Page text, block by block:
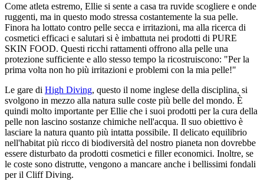
Come atleta estremo, Ellie si sente a casa tra ruvide scogliere e onde
ruggenti, ma in questo modo stressa costantemente la sua pelle.
Finora ha lottato contro pelle secca e irritazioni, ma alla ricerca di
cosmetici efficaci e salutari si è imbattuta nei prodotti di PURE
SKIN FOOD. Questi ricchi rattamenti offrono alla pelle una
protezione sufficiente e allo stesso tempo la ricostruiscono: "Per la
prima volta non ho più irritazioni e problemi con la mia pelle!"
Le gare di High Diving, questo il nome inglese della disciplina, si
svolgono in mezzo alla natura sulle coste più belle del mondo. È
quindi molto importante per Ellie che i suoi prodotti per la cura della
pelle non lascino sostanze chimiche nell'acqua. Il suo obiettivo è
lasciare la natura quanto più intatta possibile. Il delicato equilibrio
nell'habitat più ricco di biodiversità del nostro pianeta non dovrebbe
essere disturbato da prodotti cosmetici e filler economici. Inoltre, se
le coste sono distrutte, vengono a mancare anche i bellissimi fondali
per il Cliff Diving.